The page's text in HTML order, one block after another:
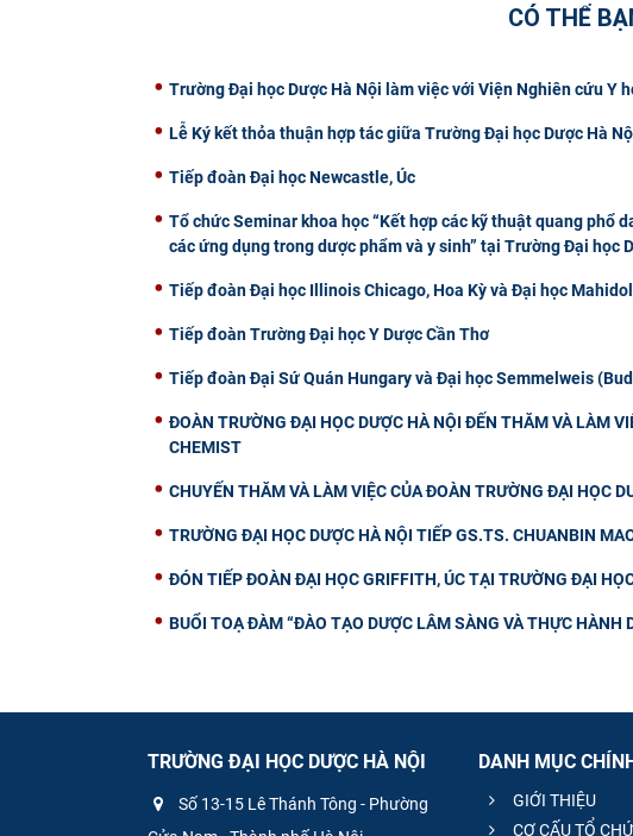
CÓ THỂ
Trường Đại học Dược Hà Nội làm việc với Viện Nghiên cứu Y
Lễ Ký kết thỏa thuận hợp tác giữa Trường Đại học Dược Hà
Tiếp đoàn Đại học Newcastle, Úc
Tổ chức Seminar khoa học “Kết hợp các kỹ thuật quang
các ứng dụng trong dược phẩm và y sinh” tại Trường Đại học
Tiếp đoàn Đại học Illinois Chicago, Hoa Kỳ và Đại học
Tiếp đoàn Trường Đại học Y Dược Cần Thơ
Tiếp đoàn Đại Sứ Quán Hungary và Đại học Semmelweis
ĐOÀN TRƯỜNG ĐẠI HỌC DƯỢC HÀ NỘI ĐẾN THĂM VÀ LÀM
CHEMIST
CHUYẾN THĂM VÀ LÀM VIỆC CỦA ĐOÀN TRƯỜNG ĐẠI HỌC
TRƯỜNG ĐẠI HỌC DƯỢC HÀ NỘI TIẾP GS.TS. CHUANBIN
ĐÓN TIẾP ĐOÀN ĐẠI HỌC GRIFFITH, ÚC TẠI TRƯỜNG ĐẠI
BUỔI TOẠ ĐÀM “ĐÀO TẠO DƯỢC LÂM SÀNG VÀ THỰC HÀNH
TRƯỜNG ĐẠI HỌC DƯỢC HÀ NỘI
Số 13-15 Lê Thánh Tông - Phường
DANH MỤC
GIỚI THIỆU
CƠ CẤU TỔ